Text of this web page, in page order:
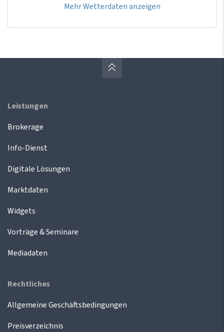
Mehr Wetterdaten anzeigen
Leistungen
Brokerage
Info-Dienst
Digitale Lösungen
Marktdaten
Widgets
Vorträge & Seminare
Mediadaten
Rechtliches
Allgemeine Geschäftsbedingungen
Preisverzeichnis